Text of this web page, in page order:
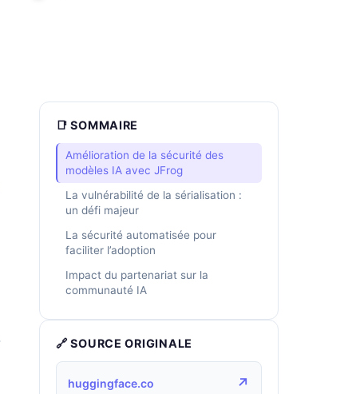
📑 SOMMAIRE
Amélioration de la sécurité des
modèles IA avec JFrog
La vulnérabilité de la sérialisation :
un défi majeur
La sécurité automatisée pour
faciliter l’adoption
Impact du partenariat sur la
communauté IA
🔗 SOURCE ORIGINALE
huggingface.co ↗